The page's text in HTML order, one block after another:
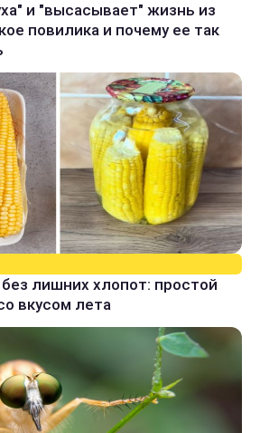
и "высасывает" жизнь из
повилика и почему ее так
без лишних хлопот: простой
вкусом лета